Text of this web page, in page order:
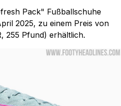
Pack" Fußballschuhe
2025, zu einem Preis von
255 Pfund) erhältlich.